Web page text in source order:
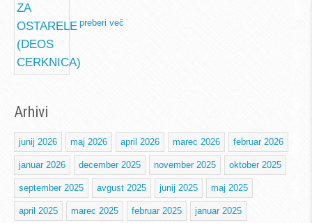
preberi več
Arhivi
junij 2026 maj 2026 april 2026 marec 2026 februar 2026
januar 2026 december 2025 november 2025 oktober 2025
september 2025 avgust 2025 junij 2025 maj 2025
april 2025 marec 2025 februar 2025 januar 2025